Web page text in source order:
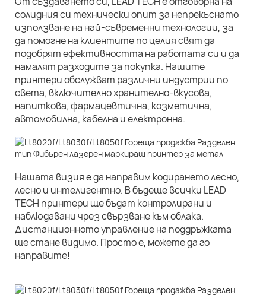
солидния си технически опит за непрекъснато
използване на най-съвременни технологии, за
да помогне на клиентите по целия свят да
подобрят ефективността на работата си и да
намалят разходите за покупка. Нашите
принтери обслужват различни индустрии по
света, включително хранително-вкусова,
напиткова, фармацевтична, козметична,
автомобилна, кабелна и електронна.
Нашата визия е да направим кодирането лесно,
лесно и интелигентно. В бъдеще всички LEAD
TECH принтери ще бъдат контролирани и
наблюдавани чрез свързване към облака.
Дистанционното управление на поддръжката
ще стане видимо. Просто е, можете да го
направите!